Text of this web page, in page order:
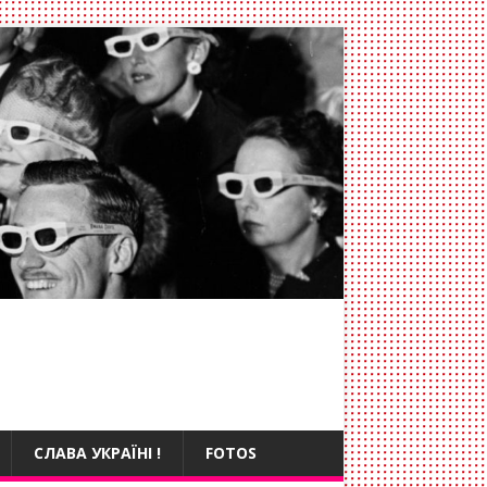
СЛАВА УКРАЇНІ ! FOTOS